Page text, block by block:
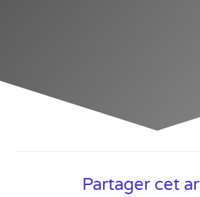
Partager cet